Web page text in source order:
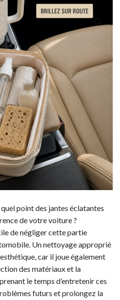
point des jantes éclatantes
de votre voiture ?
de négliger cette partie
Un nettoyage approprié
car il joue également
des matériaux et la
le temps d’entretenir ces
futurs et prolongez la